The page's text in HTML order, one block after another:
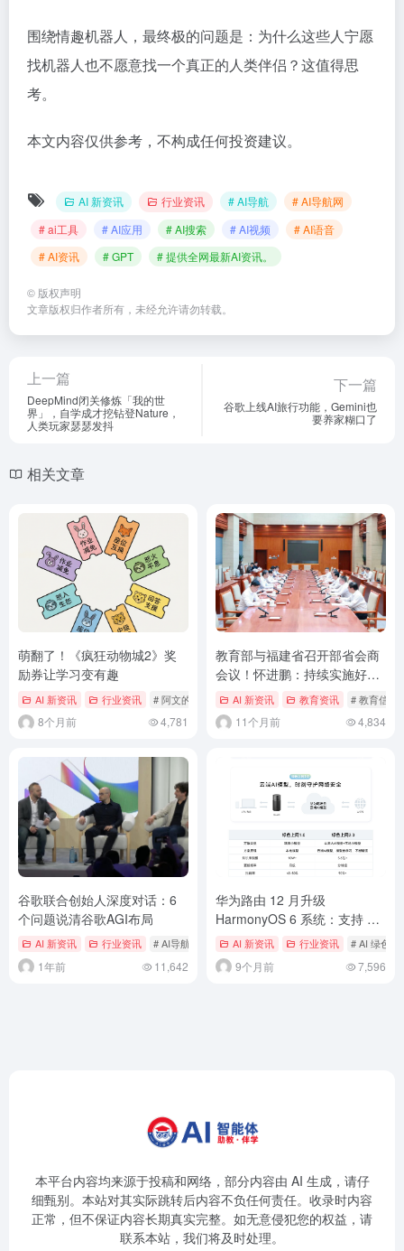
围绕情趣机器人，最终极的问题是：为什么这些人宁愿
找机器人也不愿意找一个真正的人类伴侣？这值得思
考。
本文内容仅供参考，不构成任何投资建议。
AI 新资讯 行业资讯 # AI导航
# AI导航网
# ai工具
# AI应用 # AI搜索 # AI视频
# AI语音
# AI资讯
# GPT # 提供全网最新AI资讯。
© 版权声明
文章版权归作者所有，未经允许请勿转载。
上一篇
DeepMind闭关修炼「我的世
界」，自学成才挖钻登Nature，
人类玩家瑟瑟发抖
下一篇
谷歌上线AI旅行功能，Gemini也
要养家糊口了
相关文章
萌翻了！《疯狂动物城2》奖
励券让学习变有趣
AI 新资讯 行业资讯 # 阿文的AI与教学日记
8个月前 4,781
教育部与福建省召开部省会商
会议！怀进鹏：持续实施好教
育数字化战略
AI 新资讯 教育资讯 # 教育信息
11个月前 4,834
谷歌联合创始人深度对话：6
个问题说清谷歌AGI布局
AI 新资讯 行业资讯 # AI导航 # AI导航网 # ai工具
1年前 11,642
华为路由 12 月升级
HarmonyOS 6 系统：支持 AI
绿色上网 2.0，不良网站拦截
率 90%+
AI 新资讯 行业资讯 # AI 绿色上
9个月前 7,596
本平台内容均来源于投稿和网络，部分内容由 AI 生成，请仔
细甄别。本站对其实际跳转后内容不负任何责任。收录时内容
正常，但不保证内容长期真实完整。如无意侵犯您的权益，请
联系本站，我们将及时处理。